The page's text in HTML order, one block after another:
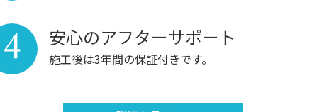
安心のアフターサポート
施工後は3年間の保証付きです。
4